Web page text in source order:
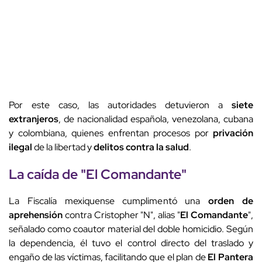
Por este caso, las autoridades detuvieron a siete
extranjeros, de nacionalidad española, venezolana, cubana
y colombiana, quienes enfrentan procesos por privación
ilegalde la libertad ydelitos contra la salud.
La caída de "El Comandante"
La Fiscalía mexiquense cumplimentó unaorden de
aprehensióncontra Cristopher "N", alias "El Comandante",
señalado como coautor material del doble homicidio. Según
la dependencia, él tuvo el control directo del traslado y
engaño de las víctimas, facilitando que el plan deEl Pantera